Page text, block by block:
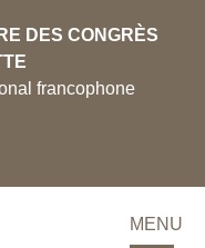
DES CONGRÈS
francophone
MENU